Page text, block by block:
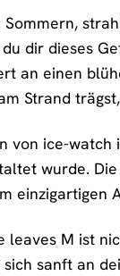
dir dieses
an einen
Strand
von ice-
wurde.
einzigartigen
leaves M ist
sanft an